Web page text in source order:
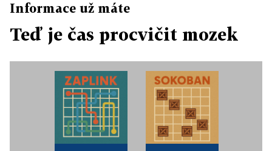
Informace už máte
Teď je čas procvičit mozek